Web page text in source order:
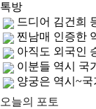
톡방
드디어 김건희
찐남매 인증한
아직도 외국인
이분들 역시 국
양궁은 역시~
오늘의 포토